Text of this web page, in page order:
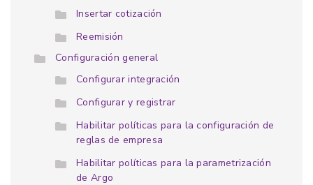
Insertar cotización
Reemisión
Configuración general
Configurar integración
Configurar y registrar
Habilitar políticas para la configuración de
reglas de empresa
Habilitar políticas para la parametrización
de Argo